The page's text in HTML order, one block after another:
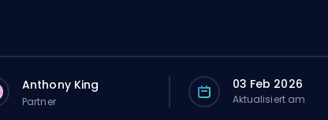
Anthony King
Partner
03 Feb 2026
Aktualisiert am